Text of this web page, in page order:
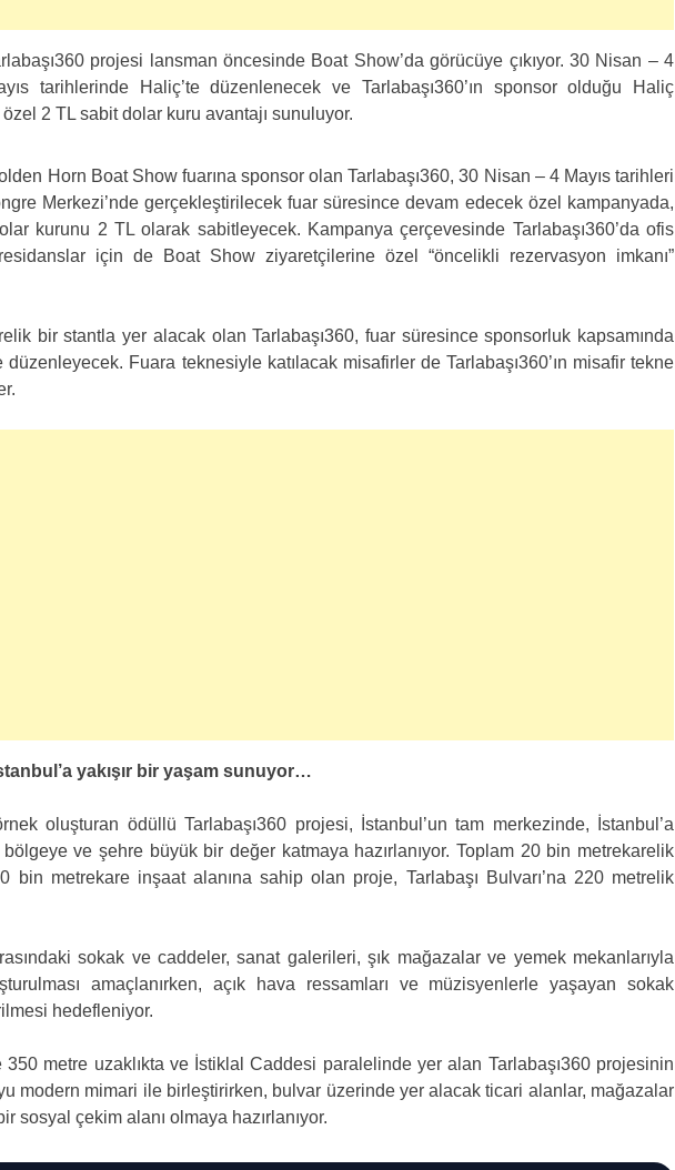
projesi lansman öncesinde Boat Show’da görücüye çıkıyor. 30 Nisan – 4
tarihlerinde Haliç’te düzenlenecek ve Tarlabaşı360’ın sponsor olduğu Haliç
özel 2 TL sabit dolar kuru avantajı sunuluyor.
Horn Boat Show fuarına sponsor olan Tarlabaşı360, 30 Nisan – 4 Mayıs tarihleri
Merkezi’nde gerçekleştirilecek fuar süresince devam edecek özel kampanyada,
kurunu 2 TL olarak sabitleyecek. Kampanya çerçevesinde Tarlabaşı360’da ofis
için de Boat Show ziyaretçilerine özel “öncelikli rezervasyon imkanı”
bir stantla yer alacak olan Tarlabaşı360, fuar süresince sponsorluk kapsamında
düzenleyecek. Fuara teknesiyle katılacak misafirler de Tarlabaşı360’ın misafir tekne
yakışır bir yaşam sunuyor…
oluşturan ödüllü Tarlabaşı360 projesi, İstanbul’un tam merkezinde, İstanbul’a
bölgeye ve şehre büyük bir değer katmaya hazırlanıyor. Toplam 20 bin metrekarelik
bin metrekare inşaat alanına sahip olan proje, Tarlabaşı Bulvarı’na 220 metrelik
sokak ve caddeler, sanat galerileri, şık mağazalar ve yemek mekanlarıyla
amaçlanırken, açık hava ressamları ve müzisyenlerle yaşayan sokak
hedefleniyor.
350 metre uzaklıkta ve İstiklal Caddesi paralelinde yer alan Tarlabaşı360 projesinin
modern mimari ile birleştirirken, bulvar üzerinde yer alacak ticari alanlar, mağazalar
sosyal çekim alanı olmaya hazırlanıyor.